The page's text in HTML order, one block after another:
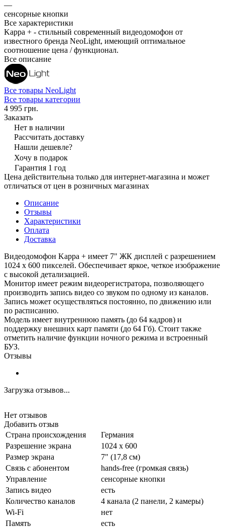
—
сенсорные кнопки
Все характеристики
Kappa + - стильный современный видеодомофон от
известного бренда NeoLight, имеющий оптимальное
соотношение цена / функционал.
Все описание
Все товары NeoLight
Все товары категории
4 995 грн.
Заказать
Нет в наличии
Рассчитать доставку
Нашли дешевле?
Хочу в подарок
Гарантия 1 год
Цена действительна только для интернет-магазина и может
отличаться от цен в розничных магазинах
Описание
Отзывы
Характеристики
Оплата
Доставка
Видеодомофон Kappa + имеет 7" ЖК дисплей с разрешением
1024 х 600 пикселей. Обеспечивает яркое, четкое изображение
с высокой детализацией.
Монитор имеет режим видеорегистратора, позволяющего
производить запись видео со звуком по одному из каналов.
Запись может осуществляться постоянно, по движению или
по расписанию.
Модель имеет внутреннюю память (до 64 кадров) и
поддержку внешних карт памяти (до 64 Гб). Стоит также
отметить наличие функции ночного режима и встроенный
БУЗ.
Отзывы
Загрузка отзывов...
Нет отзывов
Добавить отзыв
Страна происхождения
Германия
Разрешение экрана
1024 x 600
Размер экрана
7" (17,8 см)
Связь с абонентом
hands-free (громкая связь)
Управление
сенсорные кнопки
Запись видео
есть
Количество каналов
4 канала (2 панели, 2 камеры)
Wi-Fi
нет
Память
есть